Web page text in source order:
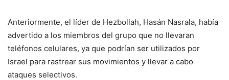
Anteriormente, el líder de Hezbollah, Hasán Nasrala, había
advertido a los miembros del grupo que no llevaran
teléfonos celulares, ya que podrían ser utilizados por
Israel para rastrear sus movimientos y llevar a cabo
ataques selectivos.